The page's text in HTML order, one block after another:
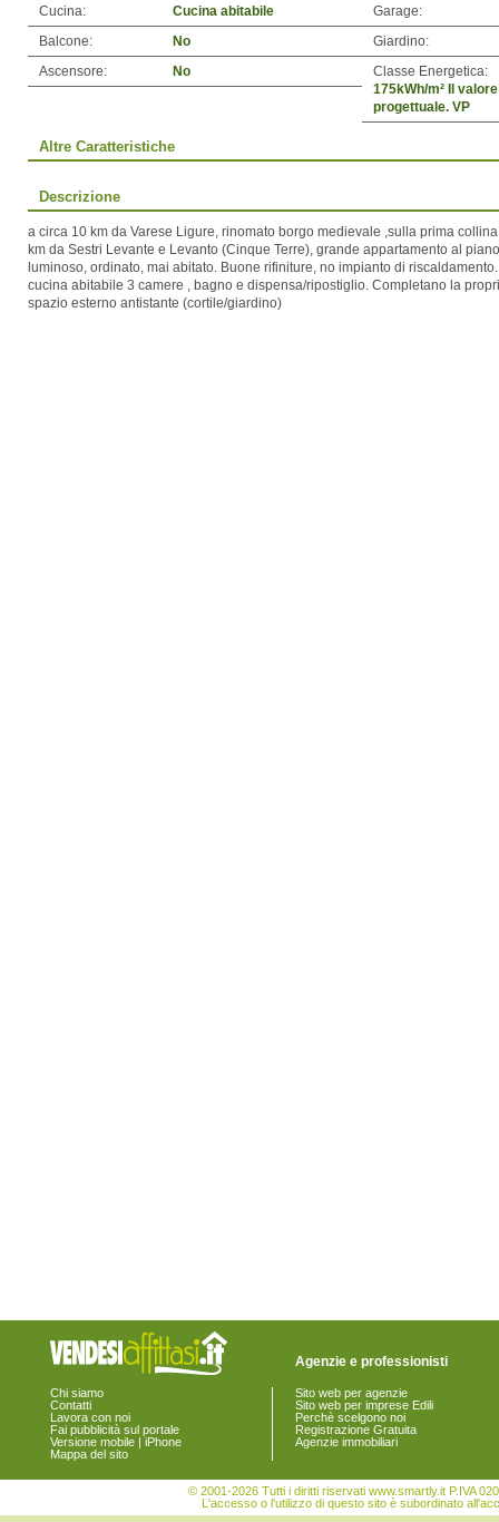
Cucina:
Cucina abitabile
Garage:
Balcone:
No
Giardino:
Ascensore:
No
Classe Energetica:
175kWh/m² Il
progettuale. VP
Altre Caratteristiche
Descrizione
a circa 10 km da Varese Ligure, rinomato borgo medievale ,sulla prima
km da Sestri Levante e Levanto (Cinque Terre), grande appartamento al
luminoso, ordinato, mai abitato. Buone rifiniture, no impianto di
cucina abitabile 3 camere , bagno e dispensa/ripostiglio. Completano la
spazio esterno antistante (cortile/giardino)
Chi siamo
Contatti
Lavora con noi
Fai pubblicità sul portale
Versione mobile | iPhone
Mappa del sito
Agenzie e professionisti
Sito web per agenzie
Sito web per imprese Edili
Perchè scelgono noi
Registrazione Gratuita
Agenzie immobiliari
© 2001-2026 Tutti i diritti riservati www.smartly.it P.IVA
L'accesso o l'utilizzo di questo sito è subordinato